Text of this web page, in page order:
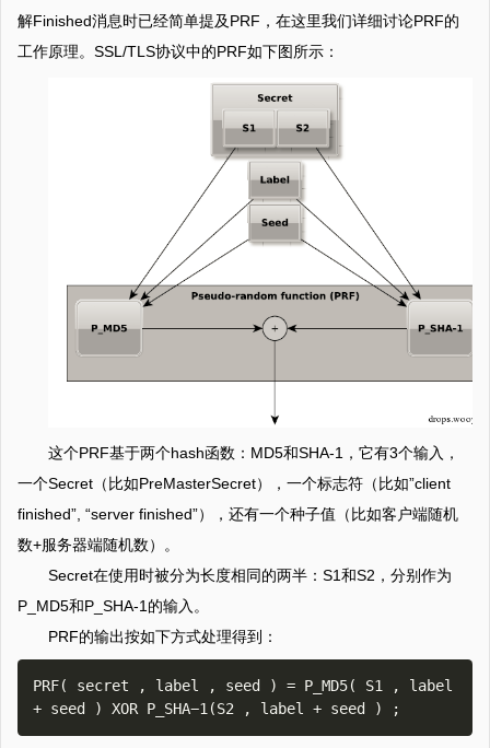
解Finished消息时已经简单提及PRF，在这里我们详细讨论PRF的
工作原理。SSL/TLS协议中的PRF如下图所示：
这个PRF基于两个hash函数：MD5和SHA-1，它有3个输入，
一个Secret（比如PreMasterSecret），一个标志符（比如”client
finished”, “server finished”），还有一个种子值（比如客户端随机
数+服务器端随机数）。
Secret在使用时被分为长度相同的两半：S1和S2，分别作为
P_MD5和P_SHA-1的输入。
PRF的输出按如下方式处理得到：
PRF( secret , label , seed ) = P_MD5( S1 , label